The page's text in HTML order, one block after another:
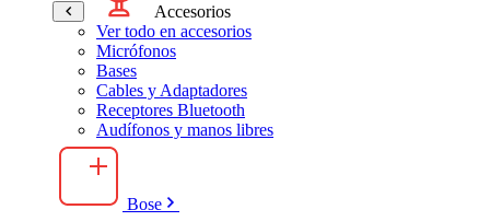
Accesorios
Ver todo en accesorios
Micrófonos
Bases
Cables y Adaptadores
Receptores Bluetooth
Audífonos y manos libres
Bose